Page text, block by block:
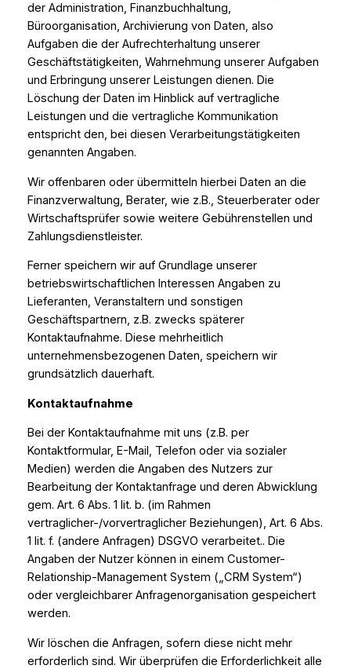
der Administration, Finanzbuchhaltung,
Büroorganisation, Archivierung von Daten, also
Aufgaben die der Aufrechterhaltung unserer
Geschäftstätigkeiten, Wahrnehmung unserer Aufgaben
und Erbringung unserer Leistungen dienen. Die
Löschung der Daten im Hinblick auf vertragliche
Leistungen und die vertragliche Kommunikation
entspricht den, bei diesen Verarbeitungstätigkeiten
genannten Angaben.
Wir offenbaren oder übermitteln hierbei Daten an die
Finanzverwaltung, Berater, wie z.B., Steuerberater oder
Wirtschaftsprüfer sowie weitere Gebührenstellen und
Zahlungsdienstleister.
Ferner speichern wir auf Grundlage unserer
betriebswirtschaftlichen Interessen Angaben zu
Lieferanten, Veranstaltern und sonstigen
Geschäftspartnern, z.B. zwecks späterer
Kontaktaufnahme. Diese mehrheitlich
unternehmensbezogenen Daten, speichern wir
grundsätzlich dauerhaft.
Kontaktaufnahme
Bei der Kontaktaufnahme mit uns (z.B. per
Kontaktformular, E-Mail, Telefon oder via sozialer
Medien) werden die Angaben des Nutzers zur
Bearbeitung der Kontaktanfrage und deren Abwicklung
gem. Art. 6 Abs. 1 lit. b. (im Rahmen
vertraglicher-/vorvertraglicher Beziehungen), Art. 6 Abs.
1 lit. f. (andere Anfragen) DSGVO verarbeitet.. Die
Angaben der Nutzer können in einem Customer-
Relationship-Management System („CRM System“)
oder vergleichbarer Anfragenorganisation gespeichert
werden.
Wir löschen die Anfragen, sofern diese nicht mehr
erforderlich sind. Wir überprüfen die Erforderlichkeit alle